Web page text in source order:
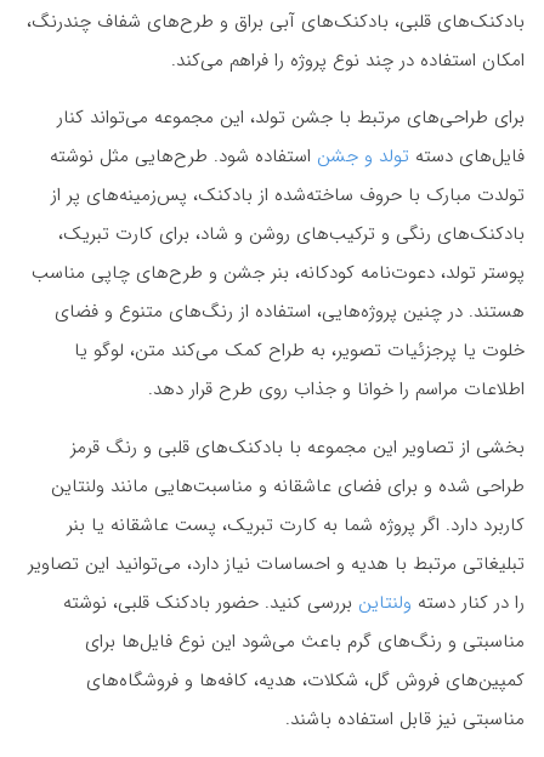
بادکنک‌های قلبی، بادکنک‌های آبی براق و طرح‌های شفاف چندرنگ،
امکان استفاده در چند نوع پروژه را فراهم می‌کند.
برای طراحی‌های مرتبط با جشن تولد، این مجموعه می‌تواند کنار
فایل‌های دسته تولد و جشن استفاده شود. طرح‌هایی مثل نوشته
تولدت مبارک با حروف ساخته‌شده از بادکنک، پس‌زمینه‌های پر از
بادکنک‌های رنگی و ترکیب‌های روشن و شاد، برای کارت تبریک،
پوستر تولد، دعوت‌نامه کودکانه، بنر جشن و طرح‌های چاپی مناسب
هستند. در چنین پروژه‌هایی، استفاده از رنگ‌های متنوع و فضای
خلوت یا پرجزئیات تصویر، به طراح کمک می‌کند متن، لوگو یا
اطلاعات مراسم را خوانا و جذاب روی طرح قرار دهد.
بخشی از تصاویر این مجموعه با بادکنک‌های قلبی و رنگ قرمز
طراحی شده و برای فضای عاشقانه و مناسبت‌هایی مانند ولنتاین
کاربرد دارد. اگر پروژه شما به کارت تبریک، پست عاشقانه یا بنر
تبلیغاتی مرتبط با هدیه و احساسات نیاز دارد، می‌توانید این تصاویر
را در کنار دسته ولنتاین بررسی کنید. حضور بادکنک قلبی، نوشته
مناسبتی و رنگ‌های گرم باعث می‌شود این نوع فایل‌ها برای
کمپین‌های فروش گل، شکلات، هدیه، کافه‌ها و فروشگاه‌های
مناسبتی نیز قابل استفاده باشند.